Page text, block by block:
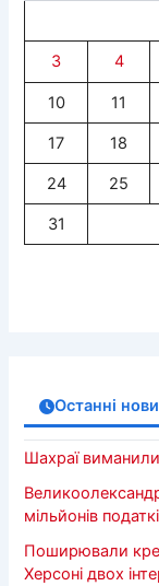
3 4
10 11
17 18
24 25
31
Останні
Шахраї
мільйонів
Поширювали
Херсоні двох